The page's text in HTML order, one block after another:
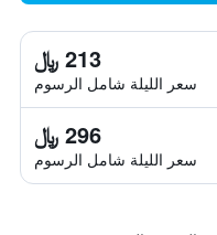
213 ﷼
سعر الليلة شامل الرسوم
296 ﷼
سعر الليلة شامل الرسوم